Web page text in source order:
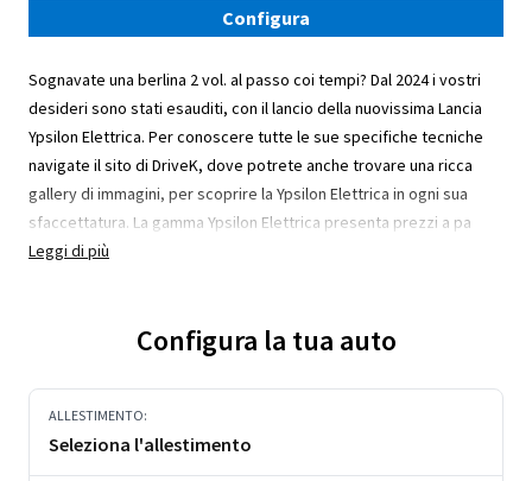
Configura
Sognavate una berlina 2 vol. al passo coi tempi? Dal 2024 i vostri
desideri sono stati esauditi, con il lancio della nuovissima Lancia
Ypsilon Elettrica. Per conoscere tutte le sue specifiche tecniche
navigate il sito di DriveK, dove potrete anche trovare una ricca
gallery di immagini, per scoprire la Ypsilon Elettrica in ogni sua
sfaccettatura. La gamma Ypsilon Elettrica presenta prezzi a pa
Leggi di più
Configura la tua auto
ALLESTIMENTO:
Seleziona l'allestimento